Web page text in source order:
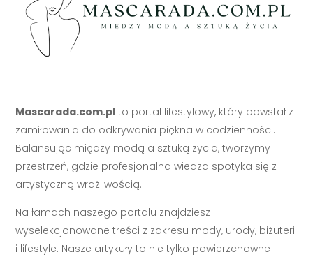
Mascarada.com.pl to portal lifestylowy, który powstał z
zamiłowania do odkrywania piękna w codzienności.
Balansując między modą a sztuką życia, tworzymy
przestrzeń, gdzie profesjonalna wiedza spotyka się z
artystyczną wrażliwością.
Na łamach naszego portalu znajdziesz
wyselekcjonowane treści z zakresu mody, urody, biżuterii
i lifestyle. Nasze artykuły to nie tylko powierzchowne